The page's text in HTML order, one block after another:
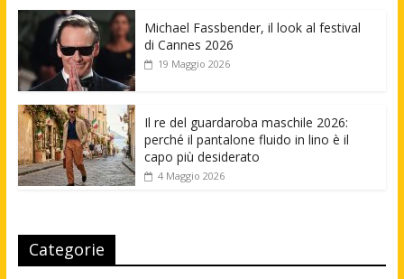
Michael Fassbender, il look al festival
di Cannes 2026
19 Maggio 2026
Il re del guardaroba maschile 2026:
perché il pantalone fluido in lino è il
capo più desiderato
4 Maggio 2026
Categorie